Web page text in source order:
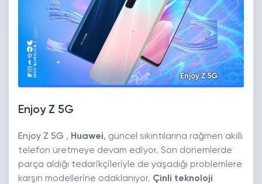
Enjoy Z 5G
Enjoy Z 5G , Huawei, güncel sıkıntılarına rağmen akıllı
telefon üretmeye devam ediyor. Son dönemlerde
parça aldığı tedarikçileriyle de yaşadığı problemlere
karşın modellerine odaklanıyor. Çinli teknoloji